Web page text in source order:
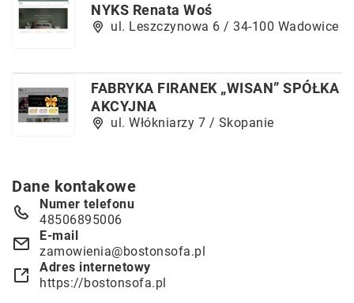
NYKS Renata Woś
ul. Leszczynowa 6 / 34-100 Wadowice
FABRYKA FIRANEK „WISAN” SPÓŁKA
AKCYJNA
ul. Włókniarzy 7 / Skopanie
Dane kontakowe
Numer telefonu
48506895006
E-mail
zamowienia@bostonsofa.pl
Adres internetowy
https://bostonsofa.pl